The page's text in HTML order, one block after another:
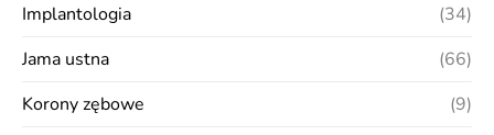
Implantologia
(34)
Jama ustna
(66)
Korony zębowe
(9)